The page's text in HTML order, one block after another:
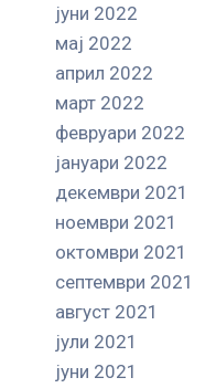
јуни 2022
мај 2022
април 2022
март 2022
февруари 2022
јануари 2022
декември 2021
ноември 2021
октомври 2021
септември 2021
август 2021
јули 2021
јуни 2021